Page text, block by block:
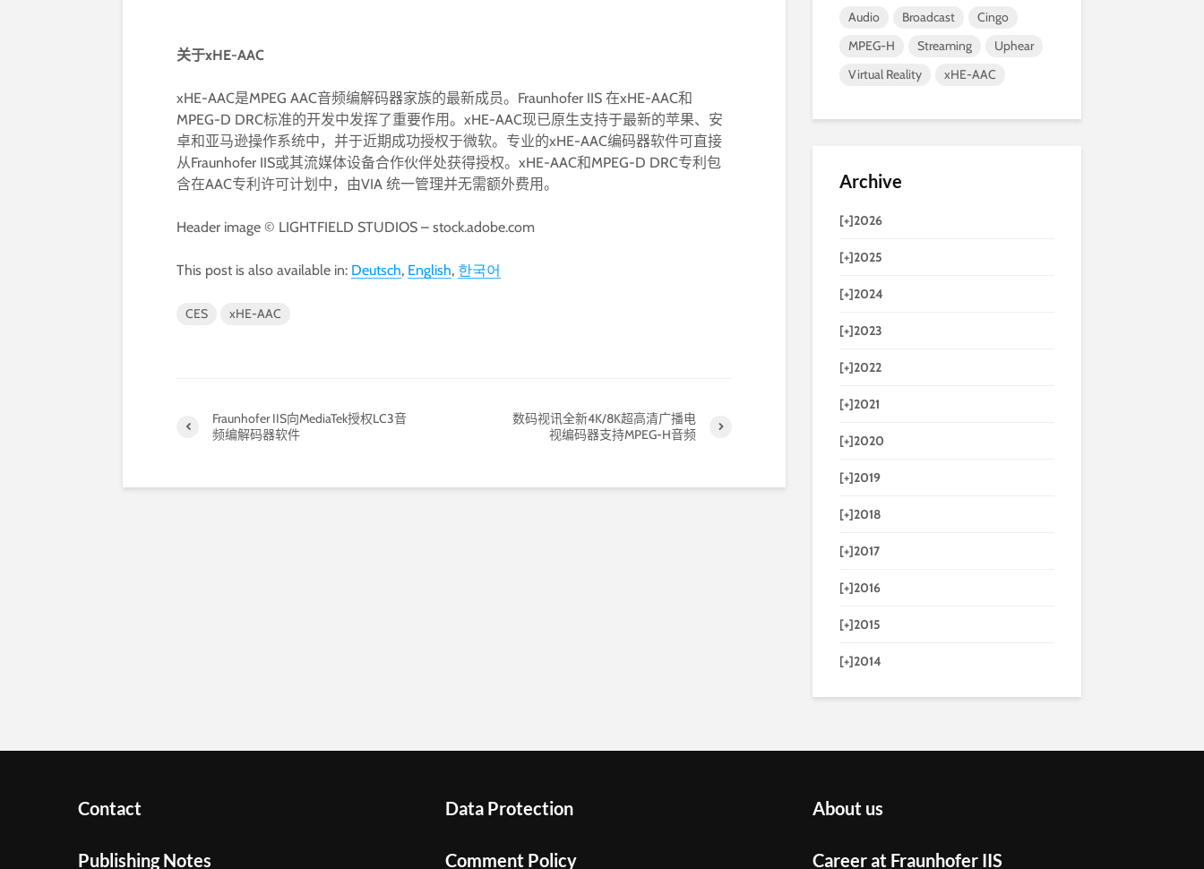
关于xHE-AAC
xHE-AAC是MPEG AAC音频编解码器家族的最新成员。Fraunhofer IIS 在xHE-AAC和
MPEG-D DRC标准的开发中发挥了重要作用。xHE-AAC现已原生支持于最新的苹果、安
卓和亚马逊操作系统中，并于近期成功授权于微软。专业的xHE-AAC编码器软件可直接
从Fraunhofer IIS或其流媒体设备合作伙伴处获得授权。xHE-AAC和MPEG-D DRC专利包
含在AAC专利许可计划中，由VIA 统一管理并无需额外费用。
Header image © LIGHTFIELD STUDIOS – stock.adobe.com
This post is also available in: Deutsch English 한국어
CES xHE-AAC
Fraunhofer IIS向MediaTek授权LC3音
频编解码器软件
数码视讯全新4K/8K超高清广播电
视编码器支持MPEG-H音频
Audio Broadcast
Cingo
MPEG-H
Streaming
Uphear
Virtual Reality
xHE-AAC
Archive
[+]2026
[+]2025
[+]2024
[+]2023
[+]2022
[+]2021
[+]2020
[+]2019
[+]2018
[+]2017
[+]2016
[+]2015
[+]2014
Contact
Publishing Notes
Data Protection
Comment Policy
About us
Career at Fraunhofer IIS